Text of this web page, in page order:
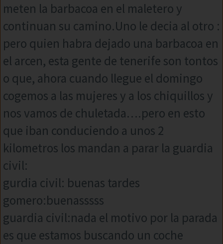
meten la barbacoa en el maletero y
continuan su camino.Uno le decia al otro :
pero quien habra dejado una barbacoa en
el arcen, esta gente de tenerife son tontos
o que, ahora cuando llegue el domingo
cogemos a las mujeres y a los chiquillos y
nos vamos de chuletada….pero en esto
que iban conduciendo a unos 2
kilometros los mandan a parar la guardia
civil:
gurdia civil: buenas tardes
gomero:buenasssss
guardia civil:nada el motivo por la parada
es que estamos buscando un coche